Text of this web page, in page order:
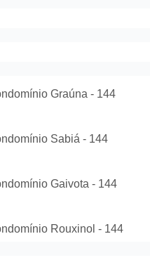
Graúna - 144
Sabiá - 144
Gaivota - 144
Rouxinol - 144